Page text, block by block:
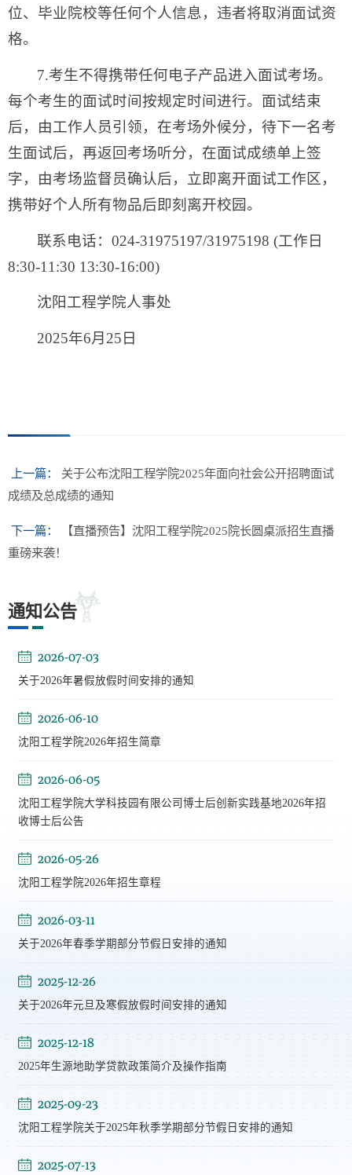
位、毕业院校等任何个人信息，违者将取消面试资
格。
7.考生不得携带任何电子产品进入面试考场。
每个考生的面试时间按规定时间进行。面试结束
后，由工作人员引领，在考场外候分，待下一名考
生面试后，再返回考场听分，在面试成绩单上签
字，由考场监督员确认后，立即离开面试工作区，
携带好个人所有物品后即刻离开校园。
联系电话：024-31975197/31975198 (工作日
8:30-11:30 13:30-16:00)
沈阳工程学院人事处
2025年6月25日
上一篇：
关于公布沈阳工程学院2025年面向社会公开招聘面试
成绩及总成绩的通知
下一篇：
【直播预告】沈阳工程学院2025院长圆桌派招生直播
重磅来袭！
通知公告
2026-07-03
关于2026年暑假放假时间安排的通知
2026-06-10
沈阳工程学院2026年招生简章
2026-06-05
沈阳工程学院大学科技园有限公司博士后创新实践基地2026年招
收博士后公告
2026-05-26
沈阳工程学院2026年招生章程
2026-03-11
关于2026年春季学期部分节假日安排的通知
2025-12-26
关于2026年元旦及寒假放假时间安排的通知
2025-12-18
2025年生源地助学贷款政策简介及操作指南
2025-09-23
沈阳工程学院关于2025年秋季学期部分节假日安排的通知
2025-07-13